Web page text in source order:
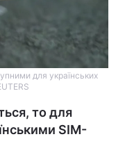
для українських
то для
SIM-